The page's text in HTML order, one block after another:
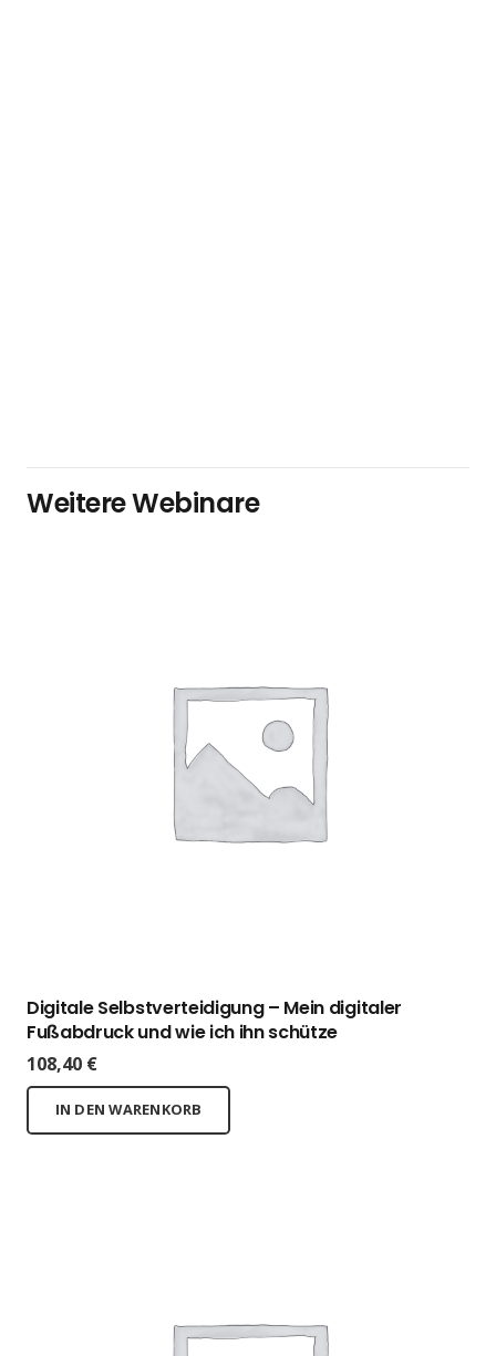
Weitere Webinare
Digitale Selbstverteidigung – Mein digitaler
Fußabdruck und wie ich ihn schütze
108,40 €
IN DEN WARENKORB